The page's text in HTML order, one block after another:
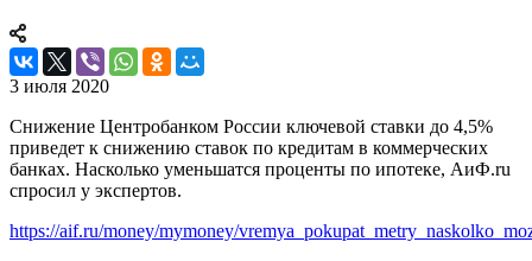
3 июля 2020
Снижение Центробанком России ключевой ставки до 4,5%
приведет к снижению ставок по кредитам в коммерческих
банках. Насколько уменьшатся проценты по ипотеке, АиФ.ru
спросил у экспертов.
https://aif.ru/money/mymoney/